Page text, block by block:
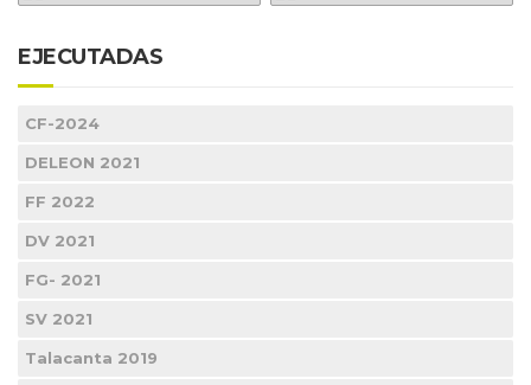
EJECUTADAS
CF-2024
DELEON 2021
FF 2022
DV 2021
FG- 2021
SV 2021
Talacanta 2019